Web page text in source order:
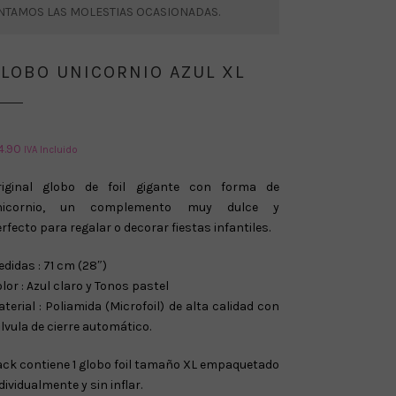
LAS MOLESTIAS OCASIONADAS.
UNICORNIO AZUL XL
IVA Incluido
globo de foil gigante con forma de
un complemento muy dulce y
para regalar o decorar fiestas infantiles.
: 71 cm (28″)
: Azul claro y Tonos pastel
: Poliamida (Microfoil) de alta calidad con
de cierre automático.
contiene 1 globo foil tamaño XL empaquetado
y sin inflar.